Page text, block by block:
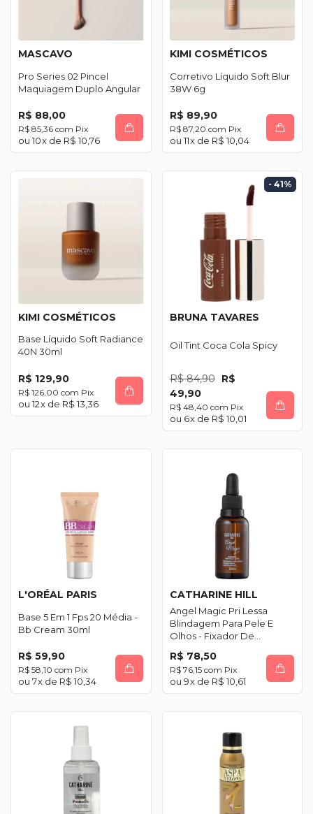
MASCAVO
Pro Series 02 Pincel
Maquiagem Duplo Angular
R$ 88,00
R$ 85,36 com Pix
10x de R$ 10,76
KIMI COSMÉTICOS
Corretivo Líquido Soft Blur
38W 6g
R$ 89,90
R$ 87,20 com Pix
11x de R$ 10,04
KIMI COSMÉTICOS
Base Líquido Soft Radiance
40N 30ml
R$ 129,90
R$ 126,00 com Pix
12x de R$ 13,36
- 41%
BRUNA TAVARES
Oil Tint Coca Cola Spicy
R$ 84,90 R$
49,90
R$ 48,40 com Pix
6x de R$ 10,01
L'ORÉAL PARIS
Base 5 Em 1 Fps 20 Média -
Bb Cream 30ml
R$ 59,90
R$ 58,10 com Pix
7x de R$ 10,34
CATHARINE HILL
Angel Magic Pri Lessa
Blindagem Para Pele E
Olhos - Fixador De
R$ 78,50
R$ 76,15 com Pix
9x de R$ 10,61